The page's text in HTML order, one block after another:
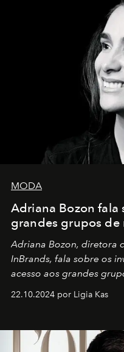
MODA
Adriana Bozon fala
grandes grupos de
Adriana Bozon, diretora
InBrands, fala sobre os
acesso aos grandes
22.10.2024 por Ligia Kas